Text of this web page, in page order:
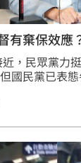
有棄保效應
，民眾黨力
國民黨已表
今（6日）坦